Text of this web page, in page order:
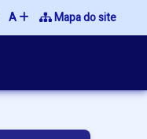
A Mapa do site